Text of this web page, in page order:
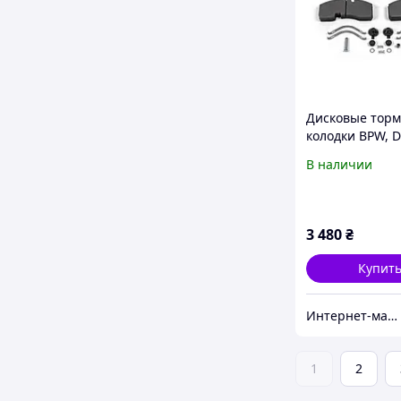
Дисковые
колодки BPW,
SCANIA
В наличии
3 480₴
Интернет-магазин "Деталион"
1 2